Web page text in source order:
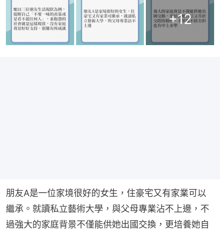
+12
朋友A是一位家境很好的女生，住豪宅又有家業可以
繼承。就讀私立藝術大學，與父母專業沾不上邊，不
過強大的家庭背景不僅能供她出國交換，更培養她自